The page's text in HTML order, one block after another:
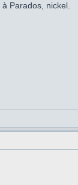
Parados, nickel.